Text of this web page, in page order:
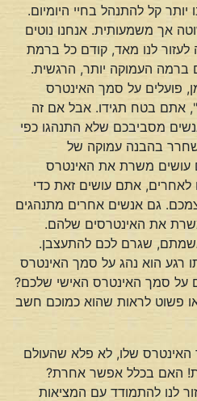
יותר קל להתנהל בחיי היומיום.
אך משמעותית. אנחנו נוטים
לעזור לנו מאד, קודם כל ברמת
ברמה העמוקה יותר, הרגשית.
פועלים על סמך האינטרס
אתם בטח תגידו. אבל אם זה
מסביבכם שלא התנהגו כפי
בהבנה עמוקה של
עושים משרת את האינטרס
אתם עושים זאת כדי
גם אנשים אחרים מתנהגים
את האינטרסים שלהם.
שגרם לכם להתעצבן.
רגע הוא נהג על סמך האינטרס
על סמך האינטרס האישי שלכם?
פשוט לראות שהוא כמוכם חשב
שלו, לא פלא שהעולם
האם בכלל אפשר אחרת?
לנו להתמודד עם המציאות